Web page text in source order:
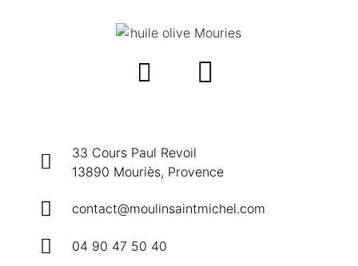
33 Cours Paul Revoil
13890 Mouriès, Provence
contact@moulinsaintmichel.com
04 90 47 50 40